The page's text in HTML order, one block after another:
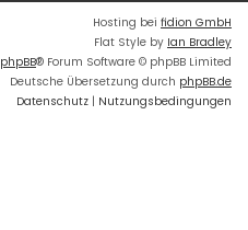
Hosting bei fidion GmbH
Flat Style by Ian Bradley
phpBB® Forum Software © phpBB Limited
Deutsche Übersetzung durch phpBB.de
Datenschutz | Nutzungsbedingungen